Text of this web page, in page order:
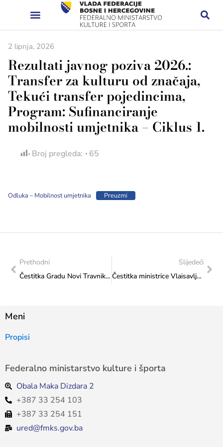
2 lipnja, 2026
Rezultati javnog poziva 2026.:
Transfer za kulturu od značaja,
Tekući transfer pojedincima,
Program: Sufinanciranje
mobilnosti umjetnika – Ciklus 1.
Broj pregleda: 65
Odluka – Mobilnost umjetnika Preuzmi
Prethodni
Čestitka Gradu Novi Travnik povodom dana Grada
Slijedeći
Čestitka ministrice Vlaisavljević Udruzi BiH Hrvata „Prsten“na organizaciji konferencije o kibernetičkoj sigurnosti i zaštiti osobnih podataka
Meni
Propisi
Federalno ministarstvo kulture i športa
Obala Maka Dizdara 2
+387 33 254 103
+387 33 254 151
ured@fmks.gov.ba